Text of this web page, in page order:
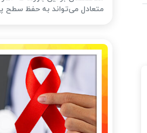
متعادل می‌تواند به حفظ سطح